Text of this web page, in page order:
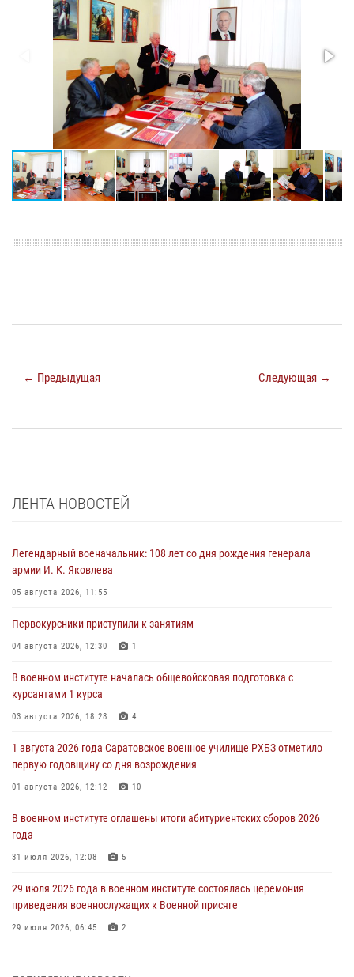
← Предыдущая Следующая →
ЛЕНТА НОВОСТЕЙ
Легендарный военачальник: 108 лет со дня рождения генерала
армии И. К. Яковлева
05 августа 2026, 11:55
Первокурсники приступили к занятиям
04 августа 2026, 12:30 1
В военном институте началась общевойсковая подготовка с
курсантами 1 курса
03 августа 2026, 18:28 4
1 августа 2026 года Саратовское военное училище РХБЗ отметило
первую годовщину со дня возрождения
01 августа 2026, 12:12 10
В военном институте оглашены итоги абитуриентских сборов 2026
года
31 июля 2026, 12:08 5
29 июля 2026 года в военном институте состоялась церемония
приведения военнослужащих к Военной присяге
29 июля 2026, 06:45 2